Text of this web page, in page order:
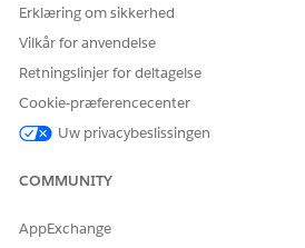
synkronisere eksterne data med
eksterne data
Hvis du bruger en forbindelse til at
data, der indeholder dit firmas
en app ved at bruge skabelonen
CRM Analytics-datasæt, der
Erklæring om sikkerhed
Vilkår for anvendelse
Retningslinjer for deltagelse
Cookie-præferencecenter
Uw privacybeslissingen
COMMUNITY
AppExchange